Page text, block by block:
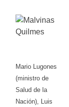
Mario Lugones
(ministro de
Salud de la
Nación), Luis